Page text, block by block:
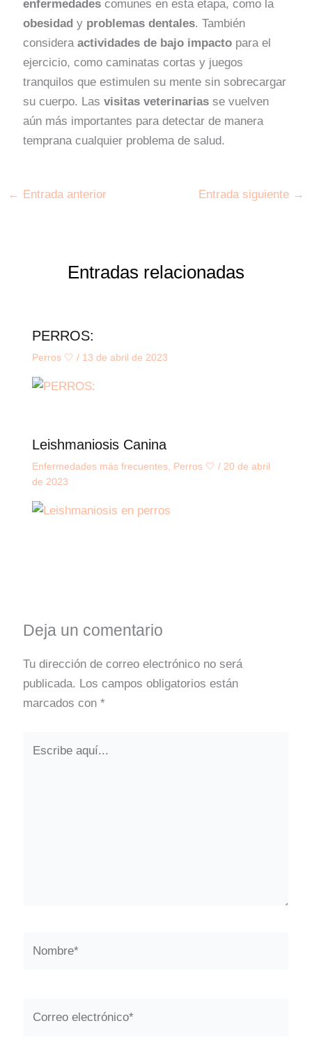
enfermedades comunes en esta etapa, como la
obesidady problemas dentales. También
consideraactividades de bajo impacto para el
ejercicio, como caminatas cortas y juegos
tranquilos que estimulen su mente sin sobrecargar
su cuerpo. Lasvisitas veterinarias se vuelven
aún más importantes para detectar de manera
temprana cualquier problema de salud.
← Entrada anterior Entrada siguiente →
Entradas relacionadas
PERROS:
Perros 🤍 / 13 de abril de 2023
Leishmaniosis Canina
Enfermedades más frecuentes, Perros 🤍 / 20 de abril
de 2023
Deja un comentario
Tu dirección de correo electrónico no será
publicada. Los campos obligatorios están
marcados con*